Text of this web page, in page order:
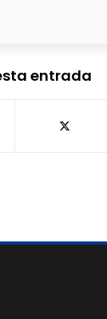
entrada